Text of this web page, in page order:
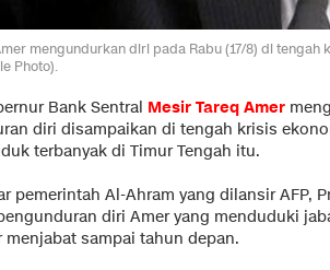
mengundurkan diri pada Rabu (17/8) di
Photo).
Bank Sentral Mesir Tareq Amer
diri disampaikan di tengah krisis
terbanyak di Timur Tengah itu.
pemerintah Al-Ahram yang dilansir AFP,
diri Amer yang menduduki
menjabat sampai tahun depan.